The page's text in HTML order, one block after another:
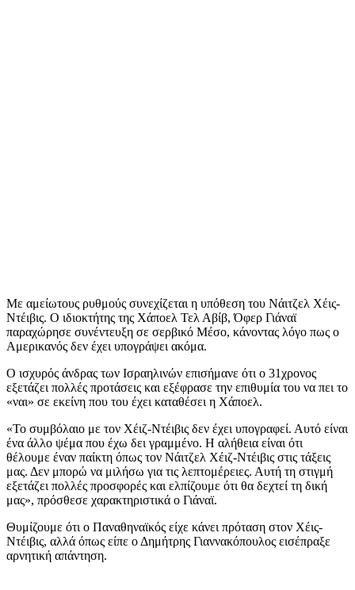
Με αμείωτους ρυθμούς συνεχίζεται η υπόθεση του Νάιτζελ Χέις-
Ντέιβις. Ο ιδιοκτήτης της Χάποελ Τελ Αβίβ, Όφερ Γιάναϊ
παραχώρησε συνέντευξη σε σερβικό Μέσο, κάνοντας λόγο πως ο
Αμερικανός δεν έχει υπογράψει ακόμα.
Ο ισχυρός άνδρας των Ισραηλινών επισήμανε ότι ο 31χρονος
εξετάζει πολλές προτάσεις και εξέφρασε την επιθυμία του να πει το
«ναι» σε εκείνη που του έχει καταθέσει η Χάποελ.
«Το συμβόλαιο με τον Χέιζ-Ντέιβις δεν έχει υπογραφεί. Αυτό είναι
ένα άλλο ψέμα που έχω δει γραμμένο. Η αλήθεια είναι ότι
θέλουμε έναν παίκτη όπως τον Νάιτζελ Χέιζ-Ντέιβις στις τάξεις
μας. Δεν μπορώ να μιλήσω για τις λεπτομέρειες. Αυτή τη στιγμή
εξετάζει πολλές προσφορές και ελπίζουμε ότι θα δεχτεί τη δική
μας», πρόσθεσε χαρακτηριστικά ο Γιάναϊ.
Θυμίζουμε ότι ο Παναθηναϊκός είχε κάνει πρόταση στον Χέις-
Ντέιβις, αλλά όπως είπε ο Δημήτρης Γιαννακόπουλος εισέπραξε
αρνητική απάντηση.